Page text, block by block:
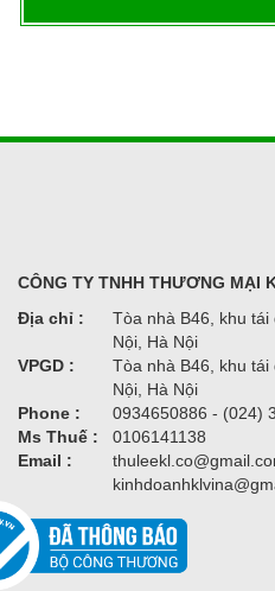
CÔNG TY TNHH THƯƠNG MẠI
Địa chỉ :
Tòa nhà B46, khu
Nội, Hà Nội
VPGD :
Tòa nhà B46, khu
Nội, Hà Nội
Phone :
0934650886 - (024)
Ms Thuế :
0106141138
Email :